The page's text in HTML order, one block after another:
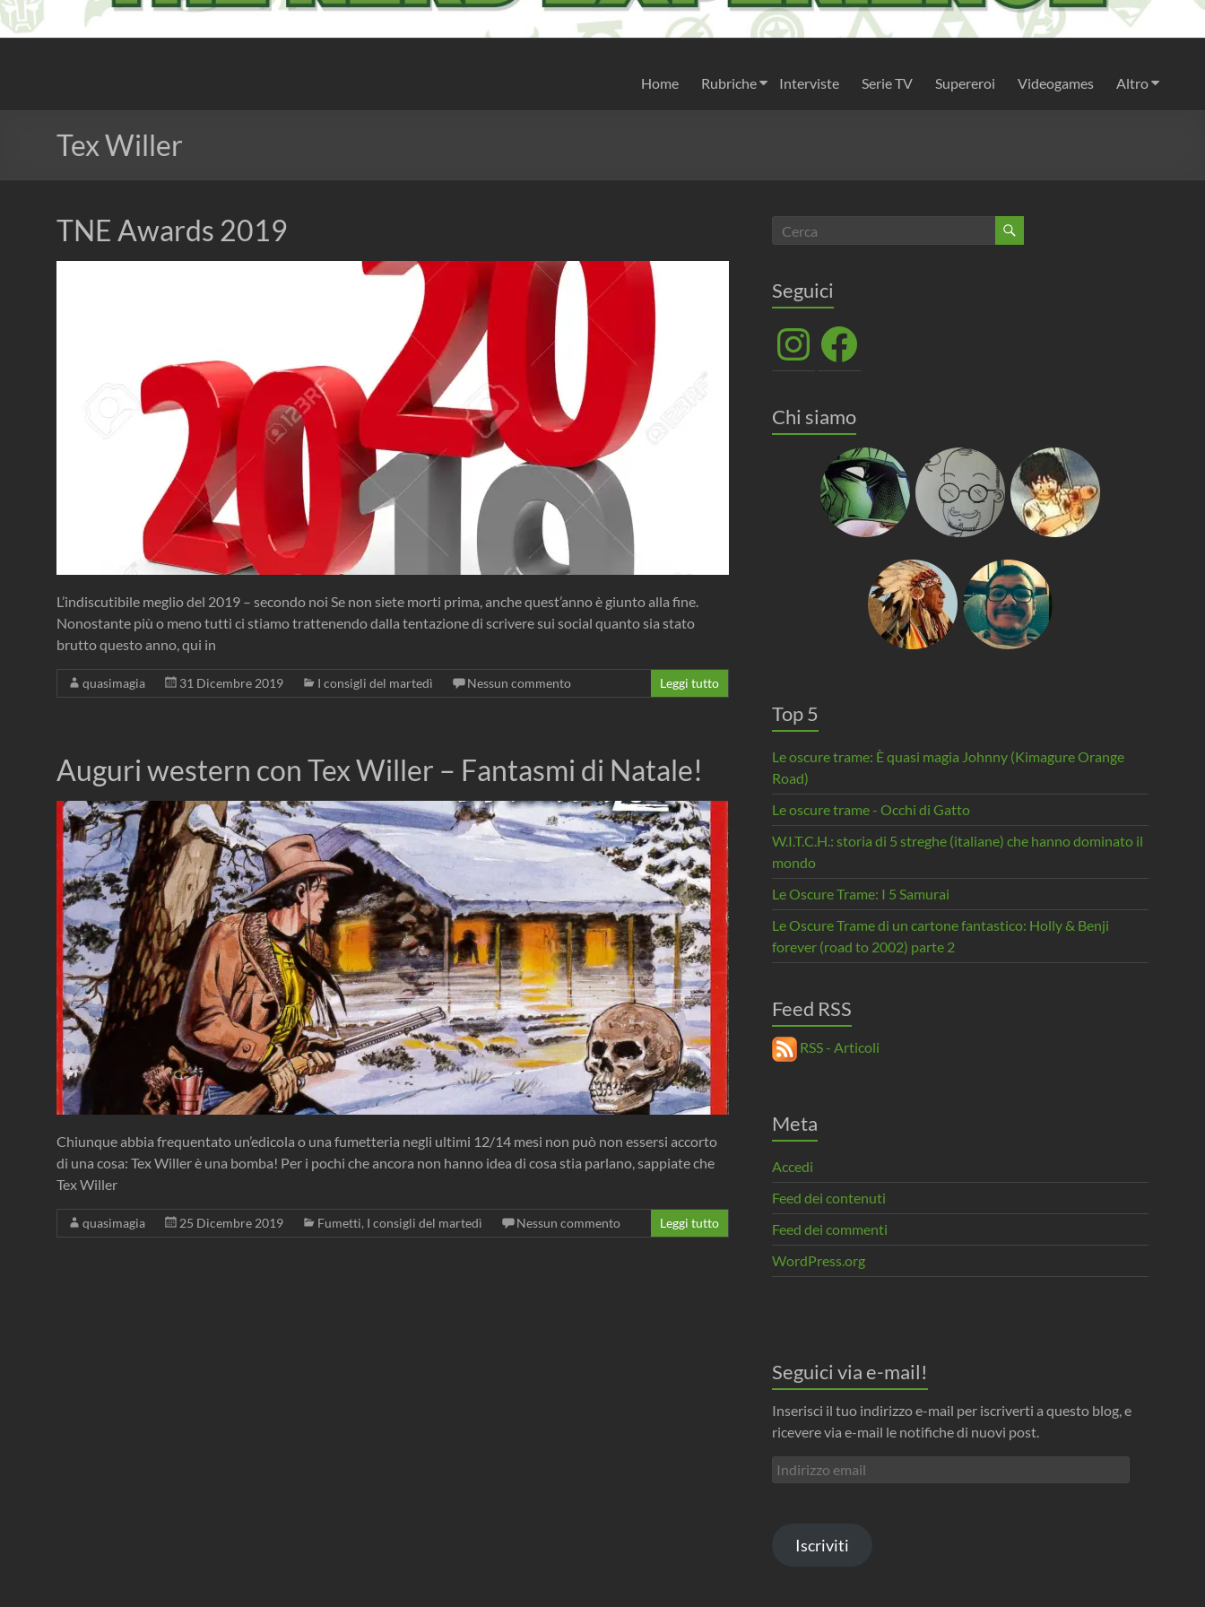
Home Rubriche Interviste Serie TV Supereroi Videogames Altro
Tex Willer
TNE Awards 2019
L’indiscutibile meglio del 2019 – secondo noi Se non siete morti prima, anche quest’anno è giunto alla fine.
Nonostante più o meno tutti ci stiamo trattenendo dalla tentazione di scrivere sui social quanto sia stato
brutto questo anno, qui in
quasimagia 31 Dicembre 2019 I consigli del martedì Nessun commento Leggi tutto
Auguri western con Tex Willer – Fantasmi di Natale!
Chiunque abbia frequentato un’edicola o una fumetteria negli ultimi 12/14 mesi non può non essersi accorto
di una cosa: Tex Willer è una bomba! Per i pochi che ancora non hanno idea di cosa stia parlano, sappiate che
Tex Willer
quasimagia 25 Dicembre 2019 Fumetti, I consigli del martedì Nessun commento Leggi tutto
Seguici
InstagramFacebook
Chi siamo
Top 5
Le oscure trame: È quasi magia Johnny (Kimagure Orange
Road)
Le oscure trame - Occhi di Gatto
W.I.T.C.H.: storia di 5 streghe (italiane) che hanno dominato il
mondo
Le Oscure Trame: I 5 Samurai
Le Oscure Trame di un cartone fantastico: Holly & Benji
forever (road to 2002) parte 2
Feed RSS
RSS - Articoli
Meta
Accedi
Feed dei contenuti
Feed dei commenti
WordPress.org
Seguici via e-mail!
Inserisci il tuo indirizzo e-mail per iscriverti a questo blog, e
ricevere via e-mail le notifiche di nuovi post.
Indirizzo
email
Iscriviti